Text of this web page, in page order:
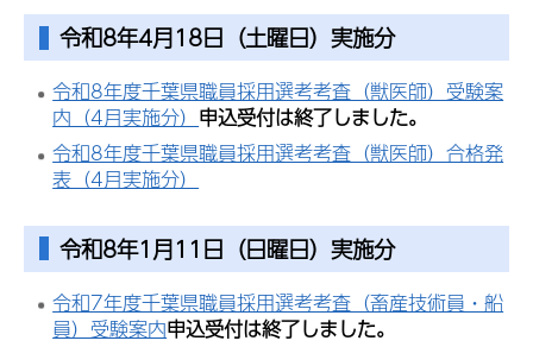
令和8年4月18日（土曜日）実施分
令和8年度千葉県職員採用選考考査（獣医師）受験案
内（4月実施分） 申込受付は終了しました。
令和8年度千葉県職員採用選考考査（獣医師）合格発
表（4月実施分）
令和8年1月11日（日曜日）実施分
令和7年度千葉県職員採用選考考査（畜産技術員・船
員）受験案内申込受付は終了しました。